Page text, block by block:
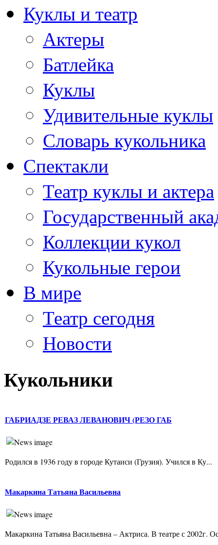
Куклы и театр
Актеры
Батлейка
Куклы
Удивительные куклы
Словарь кукольника
Спектакли
Театр куклы и актера
Государственный
Коллекции кукол
Кукольные герои
В мире
Театр сегодня
Новости
Кукольники
ГАБРИАДЗЕ РЕВАЗ ЛЕВАНОВИЧ (РЕЗО ГАБ
Родился в 1936 году в городе Кутаиси (Грузия). Учился в Ку...
Макаркина Татьяна Васильевна
Макаркина Татьяна Васильевна – Актриса. В театре с 2002г.